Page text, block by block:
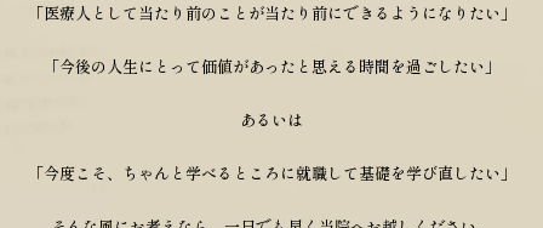
「医療人として当たり前のことが当たり前にできるようになりたい」
「今後の人生にとって価値があったと思える時間を過ごしたい」
あるいは
「今度こそ、ちゃんと学べるところに就職して基礎を学び直したい」